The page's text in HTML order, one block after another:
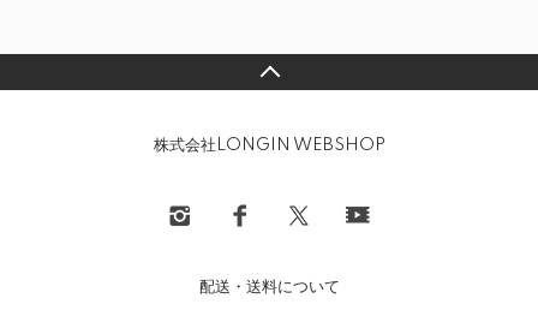
株式会社LONGIN WEBSHOP
配送・送料について